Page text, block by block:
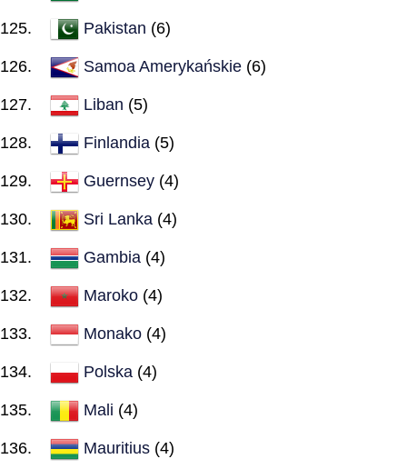
Pakistan (6)
Samoa Amerykańskie (6)
Liban (5)
Finlandia (5)
Guernsey (4)
Sri Lanka (4)
Gambia (4)
Maroko (4)
Monako (4)
Polska (4)
Mali (4)
Mauritius (4)